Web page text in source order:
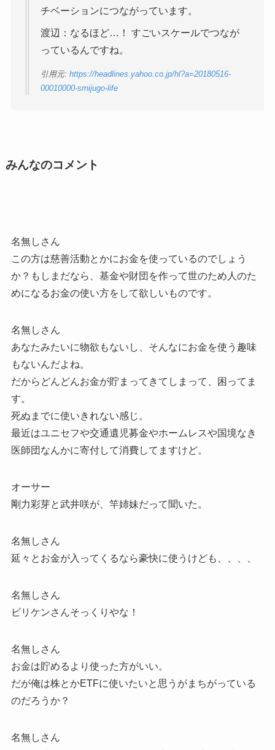
チベーションにつながっています。
渡辺：なるほど…！ すごいスケールでつなが
っているんですね。
引用元: https://headlines.yahoo.co.jp/hl?a=20180516-
00010000-srnijugo-life
みんなのコメント
名無しさん
この方は慈善活動とかにお金を使っているのでしょう
か？もしまだなら、基金や財団を作って世のため人のた
めになるお金の使い方をして欲しいものです。
名無しさん
あなたみたいに物欲もないし、そんなにお金を使う趣味
もないんだよね。
だからどんどんお金が貯まってきてしまって、困ってま
す。
死ぬまでに使いきれない感じ。
最近はユニセフや交通遺児募金やホームレスや国境なき
医師団なんかに寄付して消費してますけど。
オーサー
剛力彩芽と武井咲が、竿姉妹だって聞いた。
名無しさん
延々とお金が入ってくるなら豪快に使うけども、、、、
名無しさん
ビリケンさんそっくりやな！
名無しさん
お金は貯めるより使った方がいい。
だが俺は株とかETFに使いたいと思うがまちがっている
のだろうか？
名無しさん